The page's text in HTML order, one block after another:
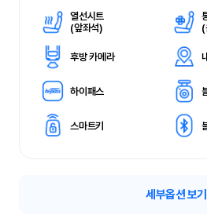
열선시트
(앞좌석)
(
후방 카메라
하이패스
스마트키
세부옵션 보기